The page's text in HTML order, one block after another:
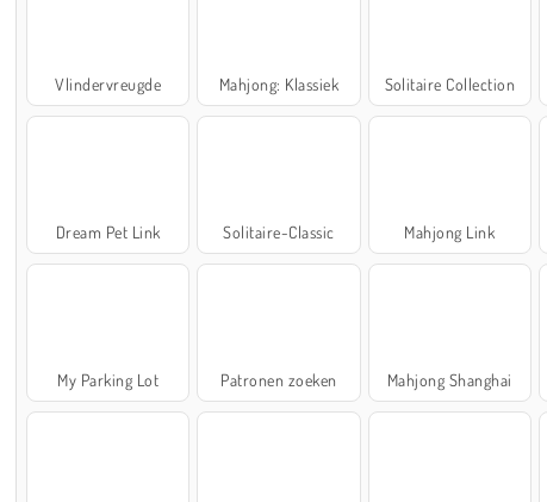
Vlindervreugde Mahjong: Klassiek Solitaire Collection
Dream Pet Link Solitaire-Classic Mahjong Link
My Parking Lot Patronen zoeken Mahjong Shanghai